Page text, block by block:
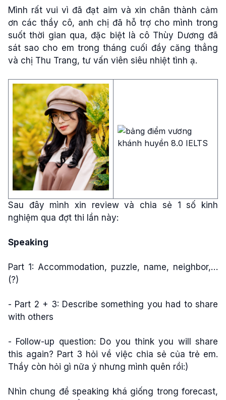
Mình rất vui vì đã đạt aim và xin chân thành cảm
ơn các thầy cô, anh chị đã hỗ trợ cho mình trong
suốt thời gian qua, đặc biệt là cô Thùy Dương đã
sát sao cho em trong tháng cuối đầy căng thẳng
và chị Thu Trang, tư vấn viên siêu nhiệt tình ạ.
Sau đây mình xin review và chia sẻ 1 số kinh
nghiệm qua đợt thi lần này:
Speaking
Part 1: Accommodation, puzzle, name, neighbor,…
(?)
- Part 2 + 3: Describe something you had to share
with others
- Follow-up question: Do you think you will share
this again? Part 3 hỏi về việc chia sẻ của trẻ em.
Thầy còn hỏi gì nữa ý nhưng mình quên rồi:)
Nhìn chung đề speaking khá giống trong forecast,